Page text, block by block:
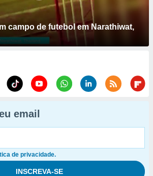
campo de futebol em Narathiwat,
email
de privacidade.